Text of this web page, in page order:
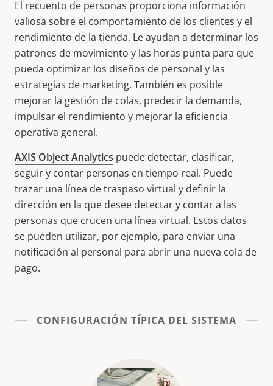
El recuento de personas proporciona información
valiosa sobre el comportamiento de los clientes y el
rendimiento de la tienda. Le ayudan a determinar los
patrones de movimiento y las horas punta para que
pueda optimizar los diseños de personal y las
estrategias de marketing. También es posible
mejorar la gestión de colas, predecir la demanda,
impulsar el rendimiento y mejorar la eficiencia
operativa general.
AXIS Object Analytics puede detectar, clasificar,
seguir y contar personas en tiempo real. Puede
trazar una línea de traspaso virtual y definir la
dirección en la que desee detectar y contar a las
personas que crucen una línea virtual. Estos datos
se pueden utilizar, por ejemplo, para enviar una
notificación al personal para abrir una nueva cola de
pago.
CONFIGURACIÓN TÍPICA DEL SISTEMA